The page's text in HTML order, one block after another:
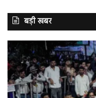
बड़ी खबर